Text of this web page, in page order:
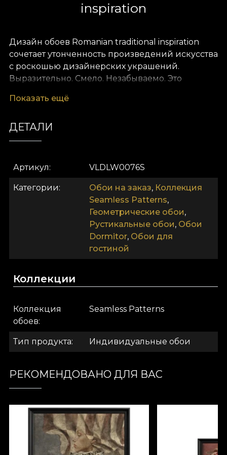
inspiration
Дизайн обоев Romanian traditional inspiration
сочетает утонченность произведений искусства
с роскошью дизайнерских украшений.
Выразительно. Смело. Незабываемо. Это
VLAdiLA стремится подарить своим клиентам.
разумеющееся. Предлагаем его в виде
уникальных обоев, нарисованных вручную
Как и все наши обои, модель Romanian
traditional inspiration изготовлена на основе Vlies.
Это нетканый материал, очень прочный и
долговечный. Мы предлагаем три разные
текстуры, чтобы вы могли выбрать ощущение,
которое принесёте в дом. Текстура Smooth —
матовая, гладкая и приятная на ощупь. Canvas
создаёт эффект масштабной картины. Наконец,
Linen — благородный материал, который
окутывает стены текстурой, напоминающей
.
.
.
Colectia Seamless Patterns
Коллекция обоев Seamless Patterns
Показать ещё
ДЕТАЛИ
Артикул VLDLW0076S
Категории Обои на заказ, Коллекция
Seamless Patterns,
Геометрические обои,
Рустикальные обои, Обои
Dormitor, Обои для
гостиной
Коллекции
Коллекция
обоев
Seamless Patterns
Тип продукта Индивидуальные обои
РЕКОМЕНДОВАНО ДЛЯ ВАС